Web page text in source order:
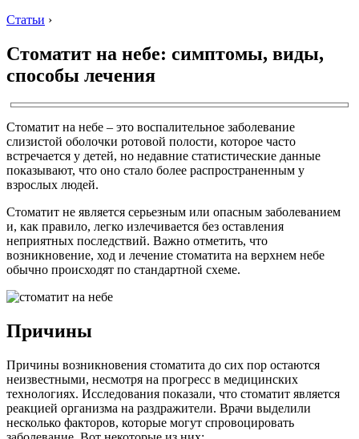
Статьи ›
Стоматит на небе: симптомы, виды,
способы лечения
Стоматит на небе – это воспалительное заболевание
слизистой оболочки ротовой полости, которое часто
встречается у детей, но недавние статистические данные
показывают, что оно стало более распространенным у
взрослых людей.
Стоматит не является серьезным или опасным заболеванием
и, как правило, легко излечивается без оставления
неприятных последствий. Важно отметить, что
возникновение, ход и лечение стоматита на верхнем небе
обычно происходят по стандартной схеме.
Причины
Причины возникновения стоматита до сих пор остаются
неизвестными, несмотря на прогресс в медицинских
технологиях. Исследования показали, что стоматит является
реакцией организма на раздражители. Врачи выделили
несколько факторов, которые могут спровоцировать